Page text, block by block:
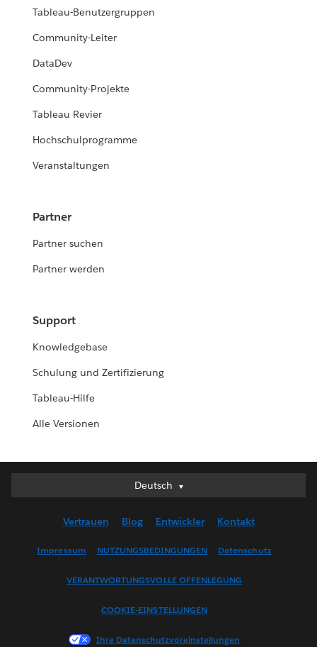
Tableau-Benutzergruppen
Community-Leiter
DataDev
Community-Projekte
Tableau Revier
Hochschulprogramme
Veranstaltungen
Partner
Partner suchen
Partner werden
Support
Knowledgebase
Schulung und Zertifizierung
Tableau-Hilfe
Alle Versionen
Deutsch
Deutsch
English (US)
Français (France)
한국어
Vertrauen Blog Entwickler Kontakt
Impressum NUTZUNGSBEDINGUNGEN Datenschutz
VERANTWORTUNGSVOLLE OFFENLEGUNG
COOKIE-EINSTELLUNGEN
Ihre Datenschutzvoreinstellungen